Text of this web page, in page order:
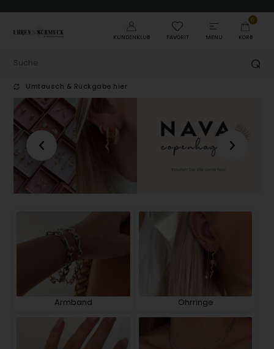
KUNDENKLUB FAVORIT MENU
0
KORB
Umtausch & Rückgabe hier
Armband Ohrringe